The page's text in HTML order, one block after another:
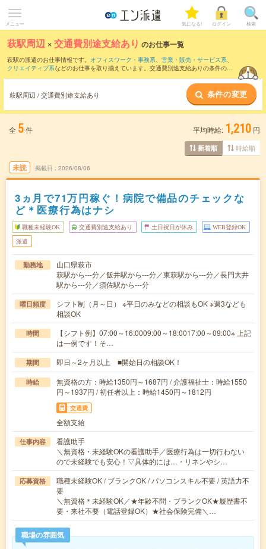
メニュー 気になる! ログイン 検索
萩駅周辺 ×交通費別途支給あり のお仕事一覧
萩駅の派遣のお仕事情報です。 オフィスワーク・事務系、 営業・販売・サービス系、
クリエイティブ系などのお仕事を取り揃えています。交通費別途支給ありの条件の他
萩駅周辺 / 交通費別途支給あり 条件の変更
全 5件 平均時給: 1,210 円
新着順 時給順
未読 掲載日 2026/08/06
3ヵ月で71万円稼ぐ！病院で備品のチェックな
ど＊医療行為はナシ
職種未経験OK 交通費別途支給あり 土日祝日が休み WEB登録OK
派遣
勤務地
山口県萩市
萩駅から---分／飯井駅から---分／東萩駅から---分／長門大井
駅から---分／須佐駅から---分
曜日頻度
シフト制（月～日） ※平日のみなどの相談もOK ※週3なども
相談OK
時間
【シフト例】07:00～16:0009:00～18:0017:00～09:00※ 上記
は一例です！そ…
期間 即日～2ヶ月以上 ■開始日の相談OK！
時給
無資格の方：時給1350円～1687円 / 介護福祉士：時給1550
円～1937円 / 初任者以上：時給1450円～1812円
交通費
全額支給
仕事内容
看護助手
＼無資格・未経験OKの看護助手／医療行為は一切行わない
ので未経験でも安心！▽具体的には…・リネンやシ…
応募資格
職種未経験OK / ブランクOK / パソコンスキル不要 / 英語力不
要
＼無資格＊未経験OK／★年齢不問・ブランクOK★履歴書不
要・来社不要（電話登録OK）★社会保険完備＼…
職場の雰囲気